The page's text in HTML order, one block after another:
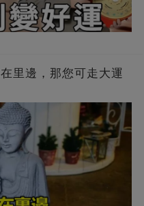
里邊，那您可走大運